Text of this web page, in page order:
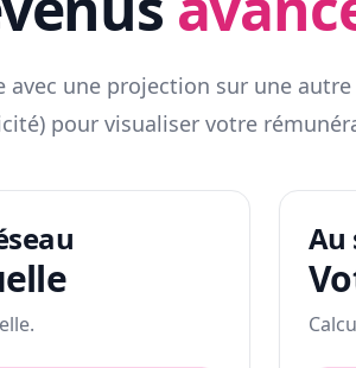
une projection sur une
pour visualiser votre
Au